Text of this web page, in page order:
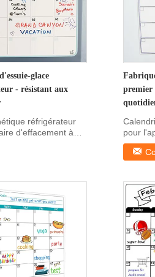
glace
- résistant aux
réfrigérateur
d'effacement à
premier
pour
...